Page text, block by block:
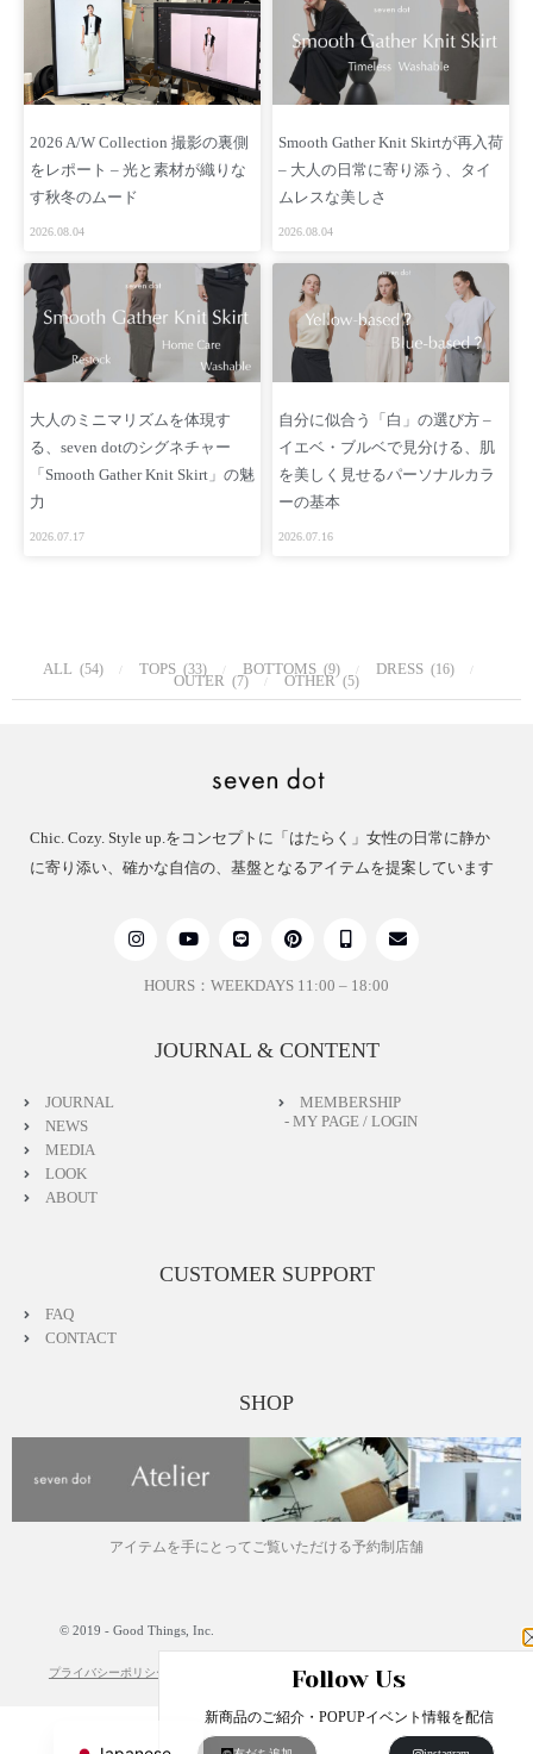
2026 A/W Collection 撮影の裏側
をレポート – 光と素材が織りな
す秋冬のムード
2026.08.04
Smooth Gather Knit Skirtが再入荷
– 大人の日常に寄り添う、タイ
ムレスな美しさ
2026.08.04
大人のミニマリズムを体現す
る、seven dotのシグネチャー
「Smooth Gather Knit Skirt」の魅
力
2026.07.17
自分に似合う「白」の選び方 –
イエベ・ブルベで見分ける、肌
を美しく見せるパーソナルカラ
ーの基本
2026.07.16
ALL (54) TOPS (33) BOTTOMS (9) DRESS (16)
OUTER (7) OTHER (5)
Chic. Cozy. Style up.をコンセプトに「はたらく」女性の日常に静か
に寄り添い、確かな自信の、基盤となるアイテムを提案しています
HOURS：WEEKDAYS 11:00 – 18:00
JOURNAL & CONTENT
JOURNAL
NEWS
MEDIA
LOOK
ABOUT
MEMBERSHIP
- MY PAGE / LOGIN
CUSTOMER SUPPORT
FAQ
CONTACT
SHOP
アイテムを手にとってご覧いただける予約制店舗
© 2019 - Good Things, Inc.
プライバシーポリシー 特定商取引法に基づく表記Follow Us
新商品のご紹介・POPUPイベント情報を配信